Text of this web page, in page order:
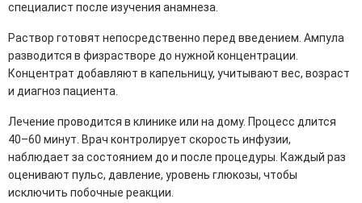
специалист после изучения анамнеза.
Раствор готовят непосредственно перед введением. Ампула
разводится в физрастворе до нужной концентрации.
Концентрат добавляют в капельницу, учитывают вес, возраст
и диагноз пациента.
Лечение проводится в клинике или на дому. Процесс длится
40–60 минут. Врач контролирует скорость инфузии,
наблюдает за состоянием до и после процедуры. Каждый раз
оценивают пульс, давление, уровень глюкозы, чтобы
исключить побочные реакции.